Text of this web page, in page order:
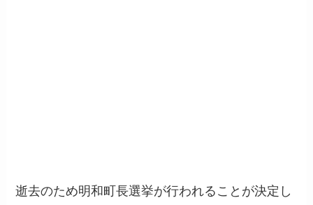
逝去のため明和町長選挙が行われることが決定し